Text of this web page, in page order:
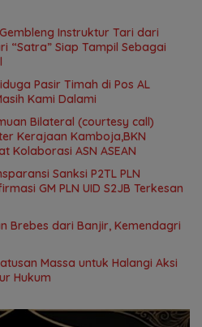
Instruktur Tari dari
“Satra” Siap Tampil Sebagai
Pasir Timah di Pos AL
Kami Dalami
Bilateral (courtesy call)
Kerajaan Kamboja,BKN
Kolaborasi ASN ASEAN
Sanksi P2TL PLN
GM PLN UID S2JB Terkesan
Brebes dari Banjir, Kemendagri
Massa untuk Halangi Aksi
Hukum